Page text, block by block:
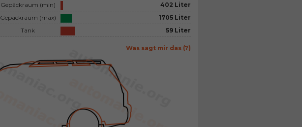
Gepäckraum (min)
Gepäckraum (max)
Tank
402 Liter
1705 Liter
59 Liter
Was sagt mir das (?)